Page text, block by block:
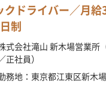
ドライバー／月給
制
式会社滝山 新木場営業所
正社員）
務地：東京都江東区新木